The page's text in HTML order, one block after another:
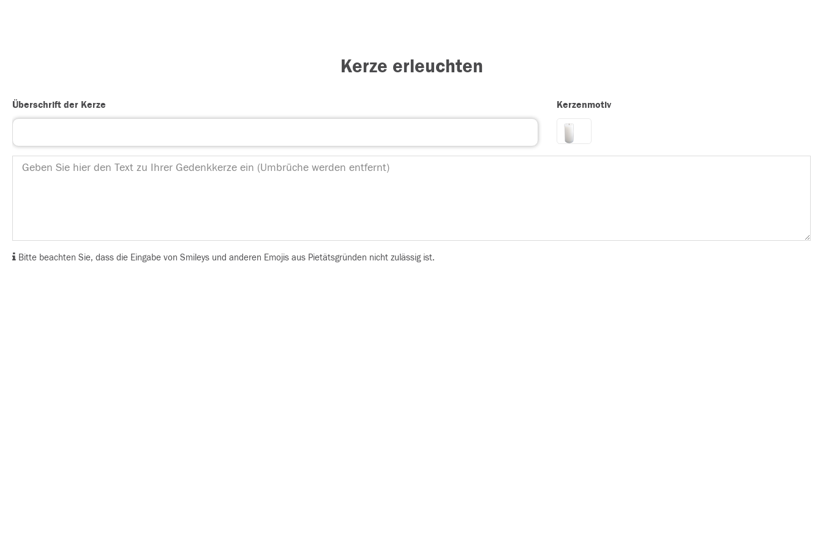
Kerze erleuchten
Überschrift der Kerze Kerzenmotiv
Bitte beachten Sie, dass die Eingabe von Smileys und anderen Emojis aus Pietätsgründen nicht zulässig ist.